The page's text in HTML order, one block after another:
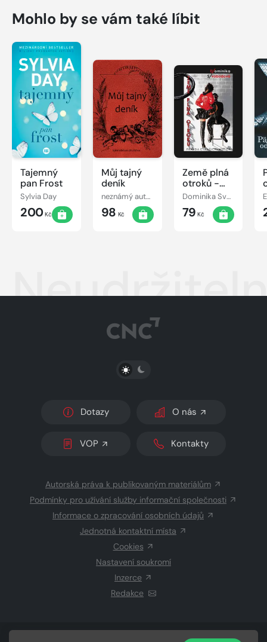
Mohlo by se vám také líbit
Tajemný
pan Frost
Sylvia Day
200Kč
Můj tajný
deník
neznámý autor
98 Kč
Země plná
otroků -
Pravda o
(vašich)
mužích
Dominika Svobodová
79 Kč
PŘEPNOUT SVĚTLÝ/TMAVÝ REŽIM
Dotazy O nás
VOP Kontakty
Autorská práva k publikovaným materiálům
Podmínky pro užívání služby informační společnosti
Informace o zpracování osobních údajů
Jednotná kontaktní místa
Cookies
Nastavení soukromí
Inzerce
Redakce